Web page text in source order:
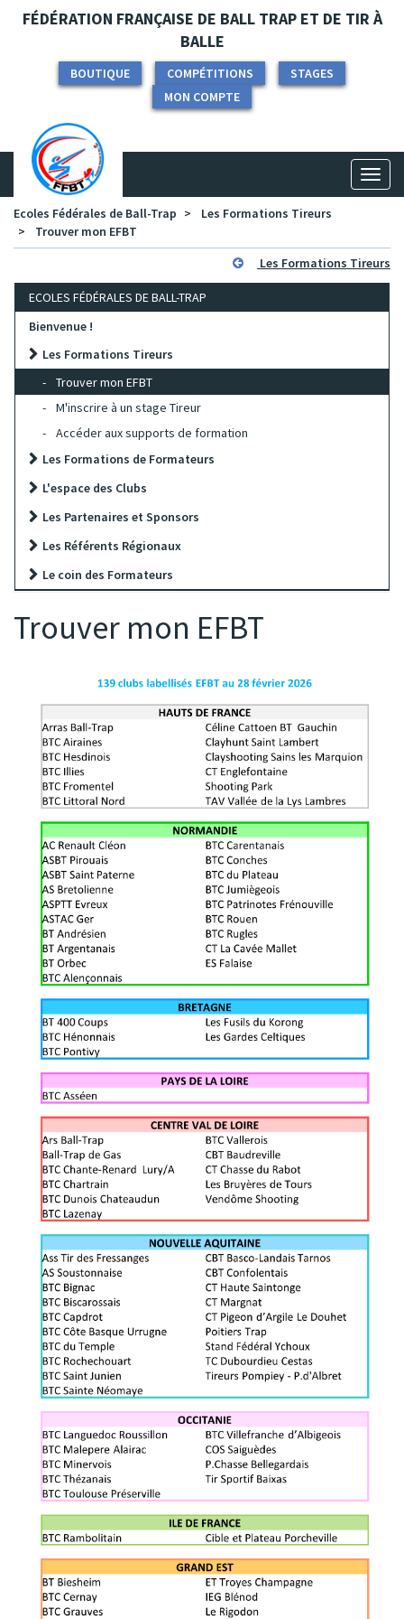
Panneau de gestion des cookies
FÉDÉRATION FRANÇAISE DE BALL TRAP ET DE TIR À
BALLE
BOUTIQUE COMPÉTITIONS
STAGES
MON COMPTE
Ecoles Fédérales de Ball-Trap
Les Formations Tireurs
Trouver mon EFBT
Les Formations Tireurs
ECOLES FÉDÉRALES DE BALL-TRAP
Bienvenue !
Les Formations Tireurs
Trouver mon EFBT
M'inscrire à un stage Tireur
Accéder aux supports de formation
Les Formations de Formateurs
L'espace des Clubs
Les Partenaires et Sponsors
Les Référents Régionaux
Le coin des Formateurs
Trouver mon EFBT